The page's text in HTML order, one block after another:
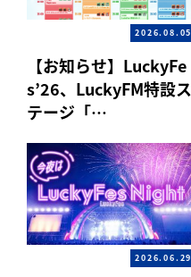
2026.08.05
【お知らせ】LuckyFe
s’26、LuckyFM特設ス
テージ「…
2026.06.29